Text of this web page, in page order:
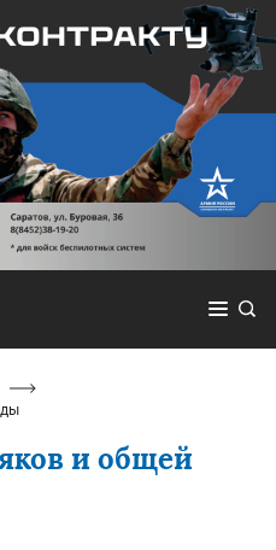
и общей